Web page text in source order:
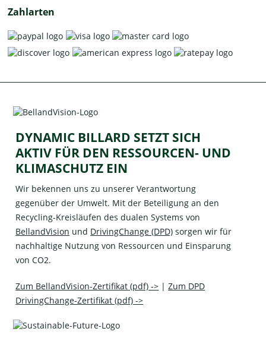
Zahlarten
DYNAMIC BILLARD SETZT SICH
AKTIV FÜR DEN RESSOURCEN- UND
KLIMASCHUTZ EIN
Wir bekennen uns zu unserer Verantwortung
gegenüber der Umwelt. Mit der Beteiligung an den
Recycling-Kreisläufen des dualen Systems von
BellandVision und DrivingChange (DPD) sorgen wir für
nachhaltige Nutzung von Ressourcen und Einsparung
von CO2.
Zum BellandVision-Zertifikat (pdf) -> |Zum DPD
DrivingChange-Zertifikat (pdf) ->